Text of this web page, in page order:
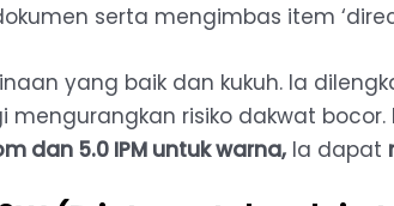
serta mengimbas item
yang baik dan kukuh. Ia
mengurangkan risiko dakwat bocor.
dan 5.0 IPM untuk warna, Ia dapat